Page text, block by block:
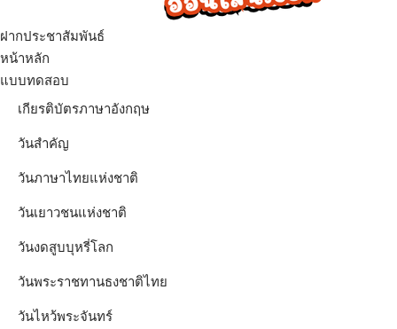
ฝากประชาสัมพันธ์
เมนู
หน้าหลัก
แบบทดสอบ
เกียรติบัตรภาษาอังกฤษ
วันสำคัญ
วันภาษาไทยแห่งชาติ
วันเยาวชนแห่งชาติ
วันงดสูบบุหรี่โลก
วันพระราชทานธงชาติไทย
วันไหว้พระจันทร์​